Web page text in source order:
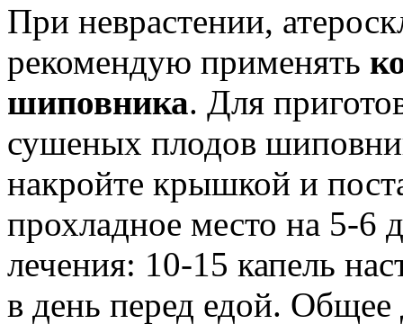
При неврастении,
рекомендую применять
шиповника. Для
сушеных плодов
накройте крышкой и
прохладное место на 5-6
лечения: 10-15 капель
в день перед едой.